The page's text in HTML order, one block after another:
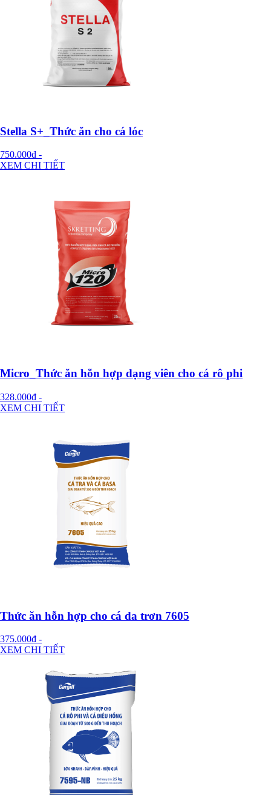
Stella S+_Thức ăn cho cá lóc
750.000đ -
XEM CHI TIẾT
Micro_Thức ăn hỗn hợp dạng viên cho cá rô phi
328.000đ -
XEM CHI TIẾT
Thức ăn hỗn hợp cho cá da trơn 7605
375.000đ -
XEM CHI TIẾT